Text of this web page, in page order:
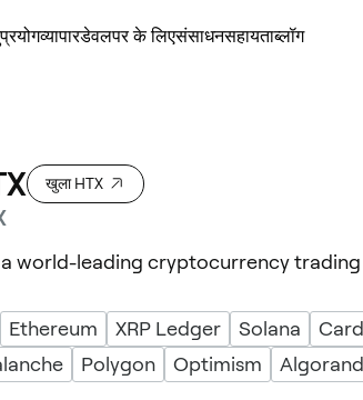
व्यापारडेवलपर के लिएसंसाधनसहायताब्लॉग
खुला HTX
a world-leading cryptocurrency trading
Ethereum XRP Ledger Solana
Polygon Optimism Algorand